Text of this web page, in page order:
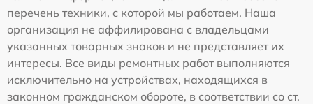
перечень техники, с которой мы работаем. Наша
организация не аффилирована с владельцами
указанных товарных знаков и не представляет их
интересы. Все виды ремонтных работ выполняются
исключительно на устройствах, находящихся в
законном гражданском обороте, в соответствии со ст.